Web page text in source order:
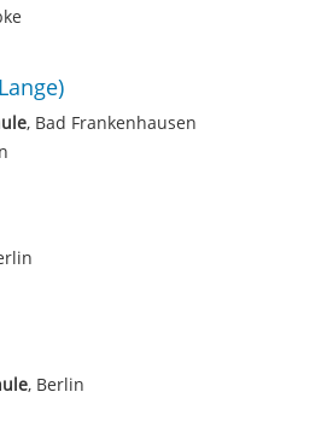
, Bad Frankenhausen
, Berlin